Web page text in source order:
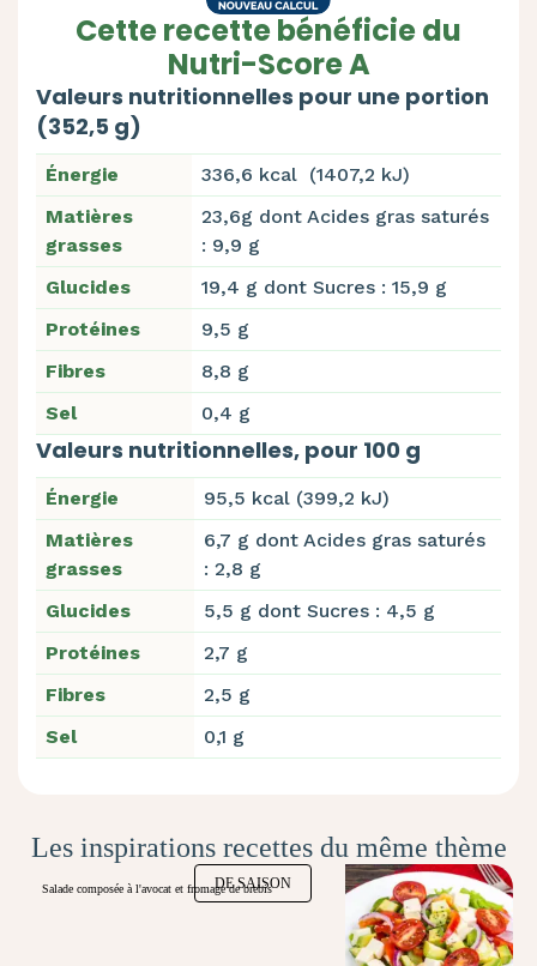
Cette recette bénéficie du
Nutri-Score A
Valeurs nutritionnelles pour une portion
(352,5 g)
Énergie
336,6 kcal (1407,2 kJ)
Matières
grasses
23,6g dont Acides gras saturés
: 9,9 g
Glucides
19,4 g dont Sucres : 15,9 g
Protéines
9,5 g
Fibres
8,8 g
Sel
0,4 g
Valeurs nutritionnelles, pour 100 g
Énergie
95,5 kcal (399,2 kJ)
Matières
grasses
6,7 g dont Acides gras saturés
: 2,8 g
Glucides
5,5 g dont Sucres : 4,5 g
Protéines
2,7 g
Fibres
2,5 g
Sel
0,1 g
Les inspirations recettes du même thème
DE SAISON
Salade composée à l'avocat et fromage de brebis